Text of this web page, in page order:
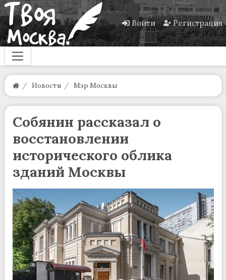
Войти Регистрация
Новости Мэр Москвы
Собянин рассказал о
восстановлении
исторического облика
зданий Москвы